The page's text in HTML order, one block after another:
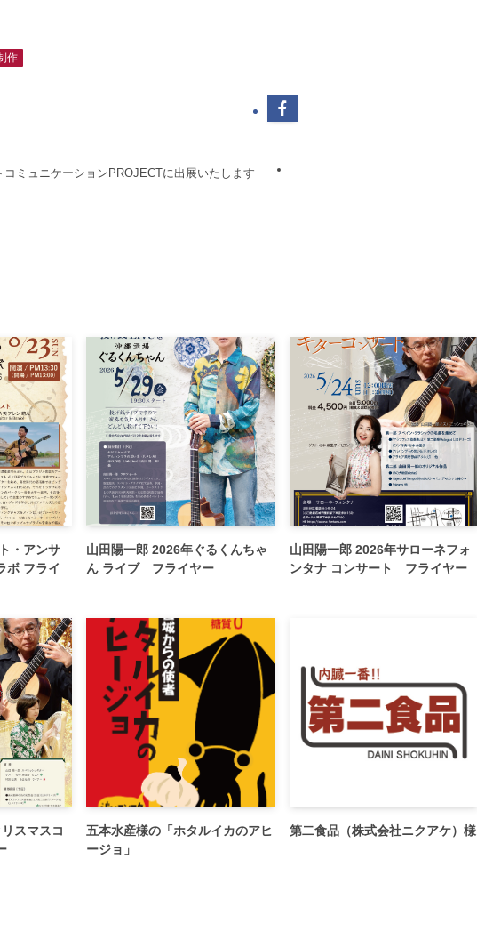
作
ミュニケーションPROJECTに出展いたします
・アンサ
ボ フライ
山田陽一郎 2026年ぐるくんちゃ
ん ライブ フライヤー
山田陽一郎 2026年サローネフォ
ンタナ コンサート フライヤー
スマスコ
五本水産様の「ホタルイカのアヒ
ージョ」
第二食品（株式会社ニクアケ）様